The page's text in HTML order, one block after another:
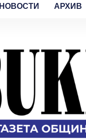
НОВОСТИ АРХИВ